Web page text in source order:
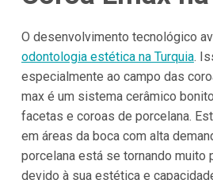
O desenvolvimento tecnológico
odontologia estética na Turquia.
especialmente ao campo das
max é um sistema cerâmico
facetas e coroas de porcelana.
em áreas da boca com alta
porcelana está se tornando muito
devido à sua estética e